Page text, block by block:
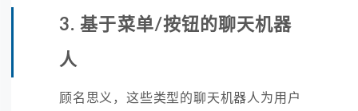
3. 基于菜单/按钮的聊天机器
人
顾名思义，这些类型的聊天机器人为用户